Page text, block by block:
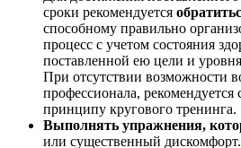
сроки рекомендуется
способному правильно
процесс с учетом состояния
поставленной ею цели и
При отсутствии возможности
профессионала, рекомендуется
принципу кругового тренинга.
Выполнять упражнения,
или существенный